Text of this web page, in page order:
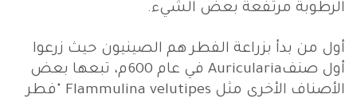
الرطوبة مرتفعة بعض الشيء.
أول من بدأ بزراعة الفطر هم الصينيون حيث زرعوا
أول صنفAuricularia في عام 600م، تبعها بعض
الأصناف الأخرى مثل Flammulina velutipes "فطر